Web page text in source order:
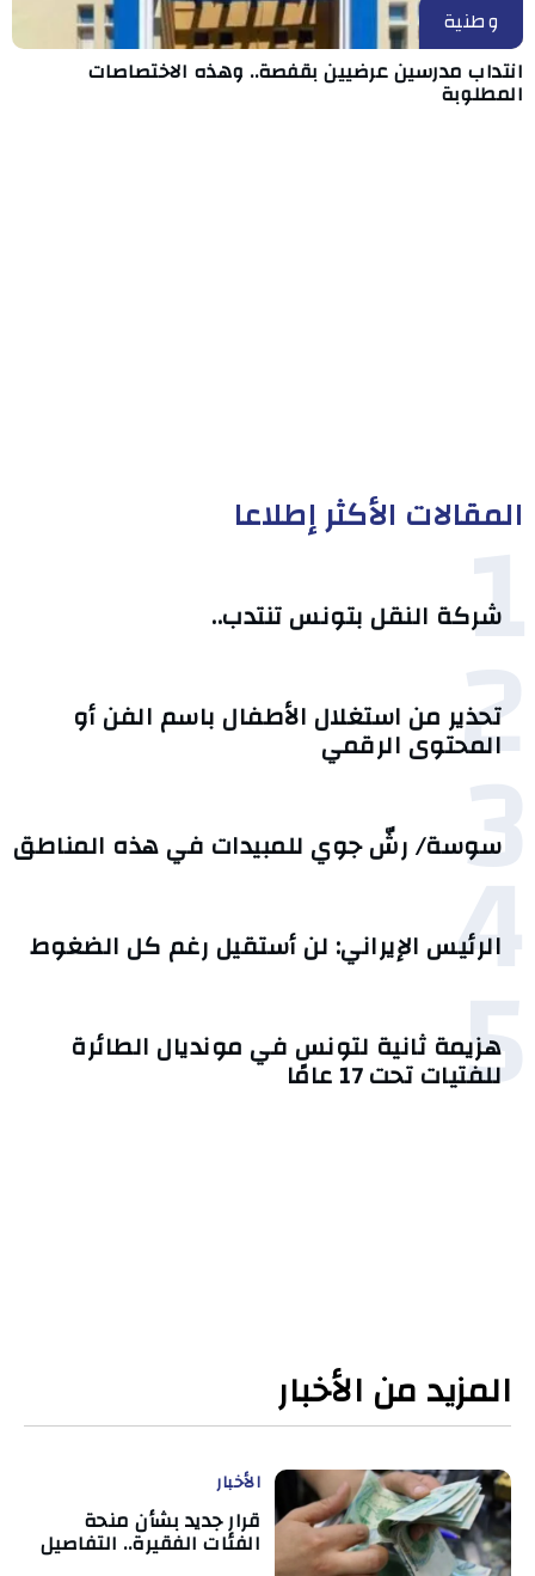
وطنية
انتداب مدرسين عرضيين بقفصة.. وهذه الاختصاصات
المطلوبة
المقالات الأكثر إطلاعا
1
شركة النقل بتونس تنتدب..
2
تحذير من استغلال الأطفال باسم الفن أو
المحتوى الرقمي
3
سوسة/ رشّ جوي للمبيدات في هذه المناطق
4
الرئيس الإيراني: لن أستقيل رغم كل الضغوط
5
هزيمة ثانية لتونس في مونديال الطائرة
للفتيات تحت 17 عامًا
المزيد من الأخبار
الأخبار
قرار جديد بشأن منحة
الفئات الفقيرة.. التفاصيل